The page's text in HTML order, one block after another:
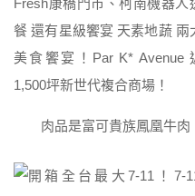
肉品是富可貴族鳳凰牛肉